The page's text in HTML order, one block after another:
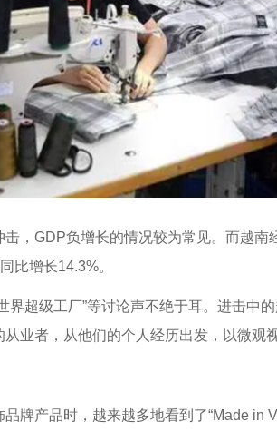
，GDP负增长的情况较为常见。而越南
比增长14.3%。
超级工厂”等讨论声不绝于耳。进击中
业者，从他们的个人经历出发，以微观
产品时，越来越多地看到了“Made in